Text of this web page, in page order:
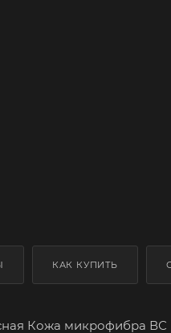
КАК КУПИТЬ
Кожа микрофибра